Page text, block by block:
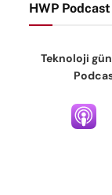
HWP Podcast
Teknoloji